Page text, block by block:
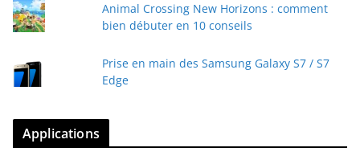
Animal Crossing New Horizons : comment
bien débuter en 10 conseils
Prise en main des Samsung Galaxy S7 / S7
Edge
Applications